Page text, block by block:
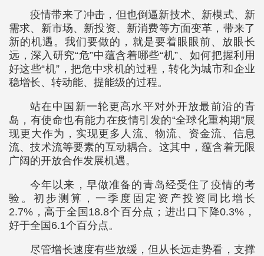
疫情带来了冲击，但也倒逼新技术、新模式、新
需求、新市场、新投资、新消费等方面变革，带来了
新的机遇。我们要做的，就是要着眼眼前、放眼长
远，深入研究“危”中蕴含着哪些“机”、如何把握利用
好这些“机”，把危中求机的过程，转化为城市和企业
稳增长、转动能、提能级的过程。
站在中国新一轮更高水平对外开放最前沿的青
岛，有使命也有能力在疫情引发的“全球化重构期”展
现更大作为，实现更多人流、物流、资金流、信息
流、技术流等要素的互动耦合。这其中，蕴含着无限
广阔的开放合作发展机遇。
今年以来，早做准备的青岛经受住了疫情的考
验。初步测算，一季度固定资产投资同比增长
2.7%，高于全国18.8个百分点；进出口下降0.3%，
好于全国6.1个百分点。
尽管增长速度有些放缓，但从长远走势看，支撑